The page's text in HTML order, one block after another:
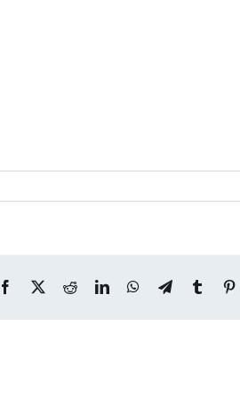
Facebook
X RedditLinkedInWhatsApp
TelegramTumblr